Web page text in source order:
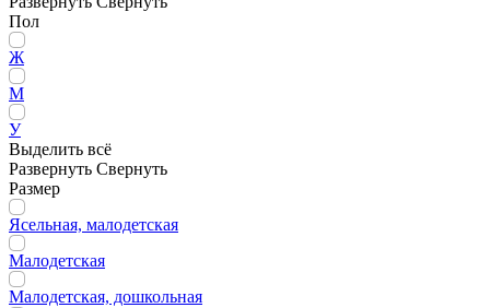
Пол
Ж
М
У
Выделить всё
Развернуть Свернуть
Размер
Ясельная, малодетская
Малодетская
Малодетская, дошкольная